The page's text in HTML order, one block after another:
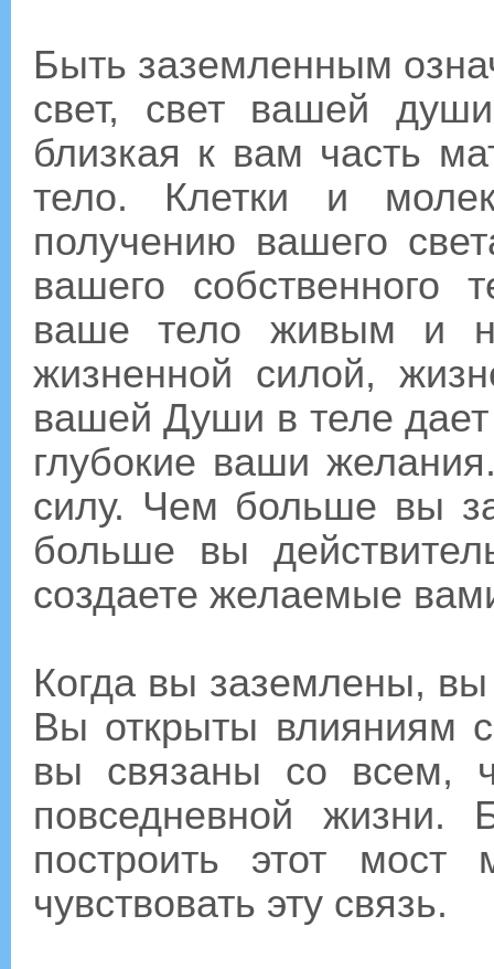
Быть заземленным
свет, свет вашей
близкая к вам часть
тело. Клетки и
получению вашего
вашего собственного
ваше тело живым и
жизненной силой,
вашей Души в теле
глубокие ваши
силу. Чем больше вы
больше вы
создаете желаемые
Когда вы заземлены, вы
Вы открыты влияниям
вы связаны со всем,
повседневной жизни.
построить этот
чувствовать эту связь.